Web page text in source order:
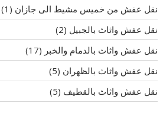
نقل عفش من خميس مشيط الى جازان (1)
نقل عفش واثاث بالجبيل (2)
نقل عفش واثاث بالدمام والخبر (17)
نقل عفش واثاث بالظهران (5)
نقل عفش واثاث بالقطيف (5)